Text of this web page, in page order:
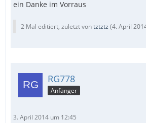
ein Danke im Vorraus
2 Mal editiert, zuletzt vontztztz (4. April
RG778
Anfänger
3. April 2014 um 12:45